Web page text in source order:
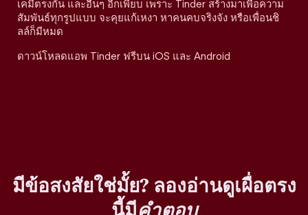
เคมีตรงกัน และอื่นๆ อีกเพียบ เพราะ Tinder สร้างมาเพื่อความ
สัมพันธ์ทุกรูปแบบ จะคุยแก้เหงา หาคนคบจริงจัง หรือเพื่อนชิ
ลล์ก็มีหมด
ดาวน์โหลดแอพ Tinder ฟรีบน iOS และ Android
มีข้อสงสัยใช่มั้ย? ลองอ่านดูเผื่อตรง
นี้มีคำตอบ